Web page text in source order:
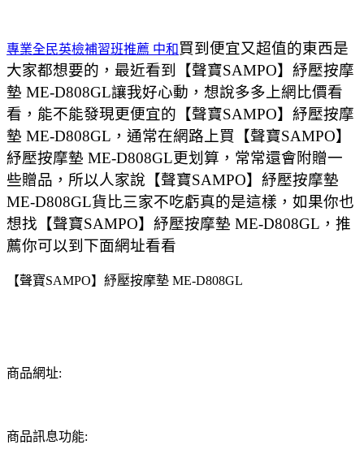
專業全民英檢補習班推薦 中和 買到便宜又超值的東西是
大家都想要的，最近看到【聲寶SAMPO】紓壓按摩
墊 ME-D808GL讓我好心動，想說多多上網比價看
看，能不能發現更便宜的【聲寶SAMPO】紓壓按摩
墊 ME-D808GL，通常在網路上買【聲寶SAMPO】
紓壓按摩墊 ME-D808GL更划算，常常還會附贈一
些贈品，所以人家說【聲寶SAMPO】紓壓按摩墊
ME-D808GL貨比三家不吃虧真的是這樣，如果你也
想找【聲寶SAMPO】紓壓按摩墊 ME-D808GL，推
薦你可以到下面網址看看
【聲寶SAMPO】紓壓按摩墊 ME-D808GL
商品網址:
商品訊息功能: